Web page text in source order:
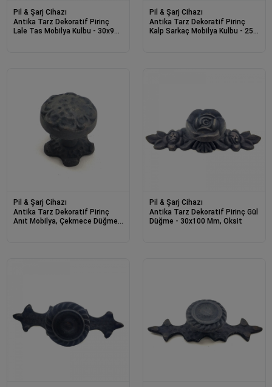
Pil & Şarj Cihazı
Antika Tarz Dekoratif Pirinç
Lale Tas Mobilya Kulbu - 30x90
Pil & Şarj Cihazı
Antika Tarz Dekoratif Pirinç
Kalp Sarkaç Mobilya Kulbu - 25
Pil & Şarj Cihazı
Antika Tarz Dekoratif Pirinç
Anıt Mobilya, Çekmece Düğme -
Pil & Şarj Cihazı
Antika Tarz Dekoratif Pirinç Gül
Düğme - 30x100 Mm, Oksit